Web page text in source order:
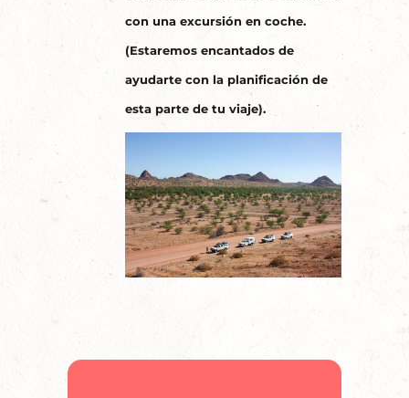
con una excursión en coche.
(Estaremos encantados de
ayudarte con la planificación de
esta parte de tu viaje).